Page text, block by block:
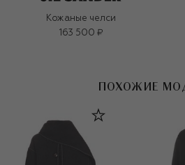
Кожаные челси
163 500 ₽
ПОХОЖИЕ